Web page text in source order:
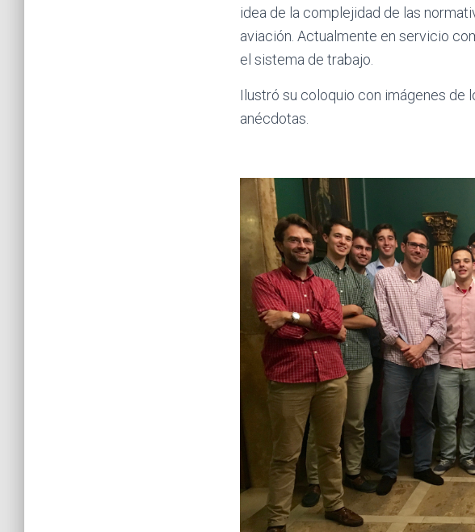
idea de la complejidad de las
aviación. Actualmente en servicio
el sistema de trabajo.
Ilustró su coloquio con imágenes de
anécdotas.